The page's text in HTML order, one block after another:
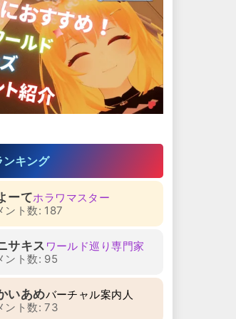
ンキング
ーてホラワマスター
ント数: 187
サキス ワールド巡り専門家
ント数: 95
いあめバーチャル案内人
ント数: 73